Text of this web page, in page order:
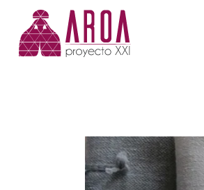
CINTAS PARA BARRAS
CINTAS DE ONDA PERFECTA